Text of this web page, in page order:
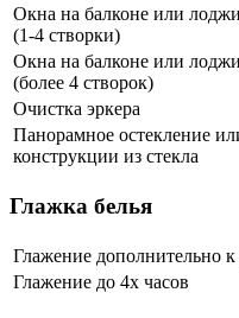
Окна на балконе или
(1-4 створки)
Окна на балконе или
(более 4 створок)
Очистка эркера
Панорамное остекление
конструкции из стекла
Глажка белья
Глажение дополнительно к
Глажение до 4х часов